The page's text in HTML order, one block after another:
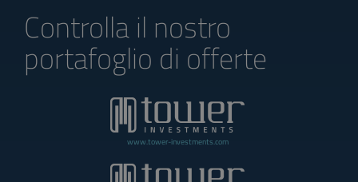
Controlla il nostro
portafoglio di offerte
www.tower-investments.com